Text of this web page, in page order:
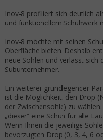
Inov-8 profiliert sich deutlich
und funktionellem Schuhwerk
Inov-8 möchte mit seinen
Oberfläche bieten. Deshalb
neue Sohlen und verlässt
Subunternehmer.
Ein weiterer grundlegender
ist die Möglichkeit, den Drop
der Zwischensohle) zu
„dieser“ eine Schuh für alle
Wenn Ihnen die jeweilige
bevorzugten Drop (0, 3, 4, 6